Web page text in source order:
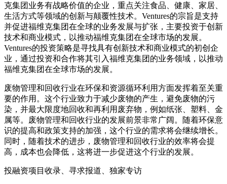
克集团业务有战略价值的企业，重点关注食品、健康、家居、
生活方式等领域的创新与颠覆性技术。Ventures的宗旨是支持
并促进福维克集团在全球的业务发展与扩张，主要投资于创新
技术和商业模式，以推动福维克集团在全球市场的发展。
Ventures的投资策略是寻找具有创新技术和商业模式的初创企
业，通过投资和合作将其引入福维克集团的业务领域，以推动
福维克集团在全球市场的发展。
废物管理和回收行业在环保和资源循环利用方面发挥着至关重
要的作用。这个行业致力于减少废物的产生，避免废物的污
染，并最大限度地回收和再利用废弃物，例如纸张、塑料、金
属等。废物管理和回收行业的发展前景非常广阔。随着环保意
识的提高和政策支持的加强，这个行业的需求将会继续增长。
同时，随着技术的进步，废物管理和回收行业的效率将会提
高，成本也会降低，这将进一步促进这个行业的发展。
投融资项目收录、寻求报道、独家专访